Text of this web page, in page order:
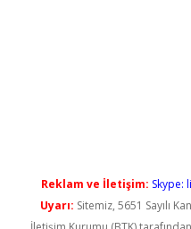
Reklam ve İletişim: Skype:
Uyarı: Sitemiz, 5651 Sayılı